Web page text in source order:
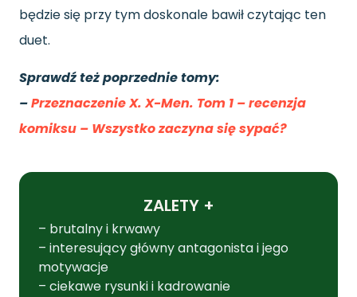
będzie się przy tym doskonale bawił czytając ten
duet.
Sprawdź też poprzednie tomy:
–Przeznaczenie X. X-Men. Tom 1 – recenzja
komiksu – Wszystko zaczyna się sypać?
ZALETY +
– brutalny i krwawy
– interesujący główny antagonista i jego
motywacje
– ciekawe rysunki i kadrowanie